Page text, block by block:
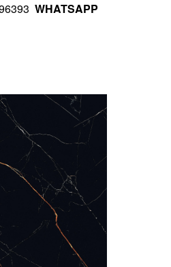
WHATSAPP